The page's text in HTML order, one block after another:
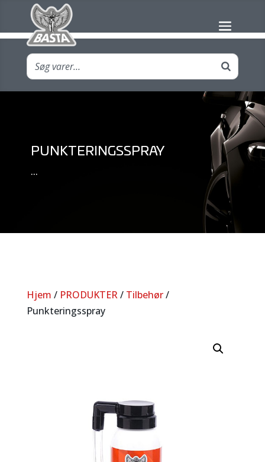
PUNKTERINGSSPRAY
...
Hjem / PRODUKTER/ Tilbehør/
Punkteringsspray